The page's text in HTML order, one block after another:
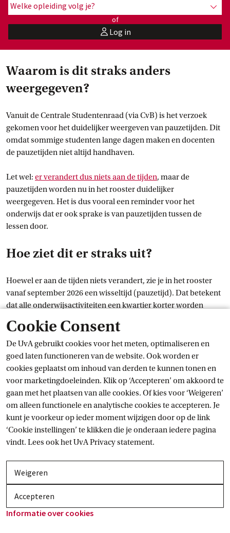
Cookie Consent
De UvA gebruikt cookies voor het meten, optimaliseren en
goed laten functioneren van de website. Ook worden er
cookies geplaatst om inhoud van derden te kunnen tonen en
voor marketingdoeleinden. Klik op ‘Accepteren’ om akkoord te
gaan met het plaatsen van alle cookies. Of kies voor ‘Weigeren’
om alleen functionele en analytische cookies te accepteren. Je
kunt je voorkeur op ieder moment wijzigen door op de link
‘Cookie instellingen’ te klikken die je onderaan iedere pagina
vindt. Lees ook hetUvA Privacy statement.
Weigeren
Accepteren
Informatie over cookies
Welke opleiding volg je? toon
of
userLog in
Waarom is dit straks anders
weergegeven?
Vanuit de Centrale Studentenraad (via CvB) is het verzoek
gekomen voor het duidelijker weergeven van pauzetijden. Dit
omdat sommige studenten lange dagen maken en docenten
de pauzetijden niet altijd handhaven.
Let wel: er verandert dus niets aan de tijden, maar de
pauzetijden worden nu in het rooster duidelijker
weergegeven. Het is dus vooral een reminder voor het
onderwijs dat er ook sprake is van pauzetijden tussen de
lessen door.
Hoe ziet dit er straks uit?
Hoewel er aan de tijden niets verandert, zie je in het rooster
vanaf september 2026 een wisseltijd (pauzetijd). Dat betekent
dat alle onderwijsactiviteiten een kwartier korter worden